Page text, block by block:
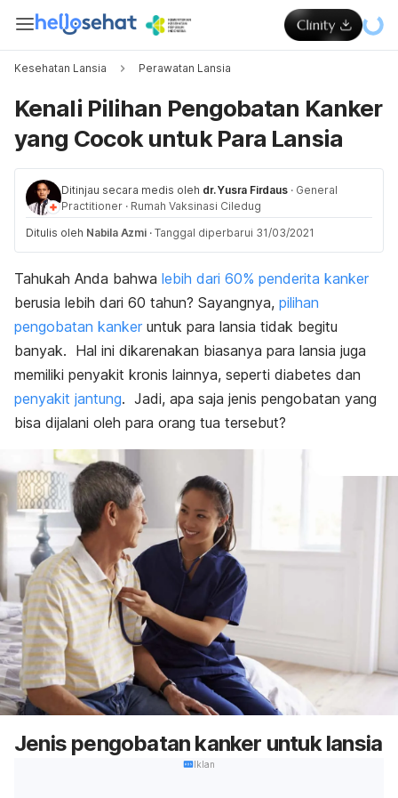
Kesehatan Lansia Perawatan Lansia
Kenali Pilihan Pengobatan Kanker
yang Cocok untuk Para Lansia
Ditinjau secara medis oleh dr. Yusra Firdaus · General
Practitioner · Rumah Vaksinasi Ciledug
Ditulis oleh Nabila Azmi · Tanggal diperbarui 31/03/2021
Tahukah Anda bahwa lebih dari 60% penderita kanker
berusia lebih dari 60 tahun? Sayangnya, pilihan
pengobatan kanker untuk para lansia tidak begitu
banyak. Hal ini dikarenakan biasanya para lansia juga
memiliki penyakit kronis lainnya, seperti diabetes dan
penyakit jantung. Jadi, apa saja jenis pengobatan yang
bisa dijalani oleh para orang tua tersebut?
Jenis pengobatan kanker untuk lansia
Iklan